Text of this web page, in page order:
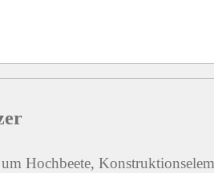
Hochbeete,